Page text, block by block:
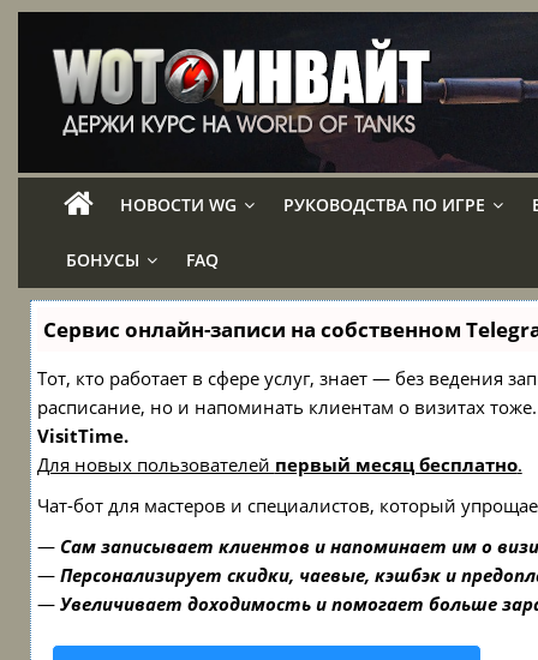
НОВОСТИ WG РУКОВОДСТВА ПО ИГРЕ
БОНУСЫ FAQ
Сервис онлайн-записи на собственном
Тот, кто работает в сфере услуг, знает — без ведения
расписание, но и напоминать клиентам о визитах
VisitTime.
Для новых пользователей первый месяц бесплатно.
Чат-бот для мастеров и специалистов, который
— Сам записывает клиентов и напоминает им о
— Персонализирует скидки, чаевые, кэшбэк и
— Увеличивает доходимость и помогает больше